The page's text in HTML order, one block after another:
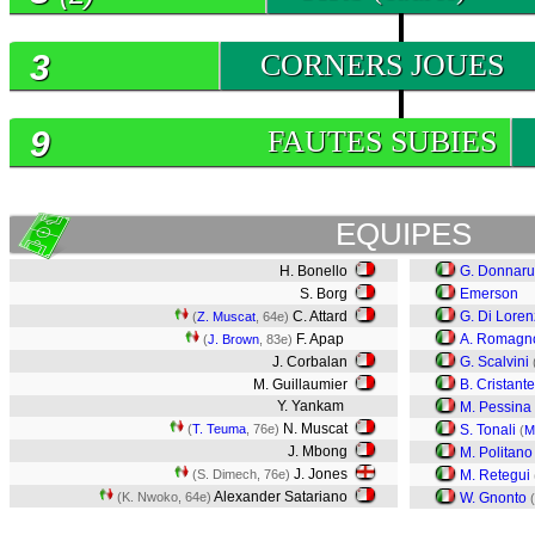
CORNERS JOUES
3
FAUTES SUBIES
9
EQUIPES
H. Bonello
S. Borg
(Z. Muscat , 64e) C. Attard
(J. Brown , 83e) F. Apap
J. Corbalan
M. Guillaumier
Y. Yankam
(T. Teuma , 76e) N. Muscat
J. Mbong
(S. Dimech, 76e) J. Jones
(K. Nwoko, 64e) Alexander Satariano
G.
Emerson
G. Di
A.
G. Scalvini
B. Cristante
M. Pessina
S. Tonali (
M. Politano
M. Retegui
W. Gnonto (